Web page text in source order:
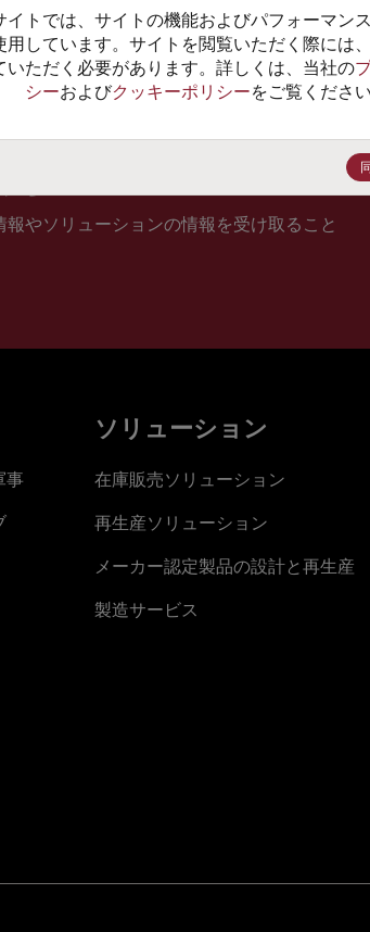
やソリューションの情報を受け取ること
イトでは、サイトの機能およびパフォーマン
用しています。サイトを閲覧いただく際には
いただく必要があります。詳しくは、当社の
シーおよびクッキーポリシーをご覧ください
事
ソリューション
在庫販売ソリューション
再生産ソリューション
メーカー認定製品の設計と再生産
製造サービス